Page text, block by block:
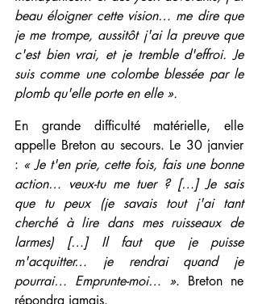
beau éloigner cette vision… me dire que
je me trompe, aussitôt j'ai la preuve que
c'est bien vrai, et je tremble d'effroi. Je
suis comme une colombe blessée par le
plomb qu'elle porte en elle ».
En grande difficulté matérielle, elle
appelle Breton au secours. Le 30 janvier
: « Je t'en prie, cette fois, fais une bonne
action… veux-tu me tuer ? […] Je sais
que tu peux (je savais tout j'ai tant
cherché à lire dans mes ruisseaux de
larmes) […] Il faut que je puisse
m'acquitter… je rendrai quand je
pourrai… Emprunte-moi… ». Breton ne
répondra jamais.